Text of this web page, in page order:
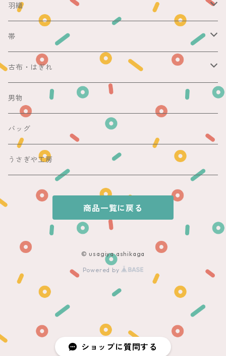
ショップに質問する
レース足袋
マスキングテープ
防虫香
袷
銘仙
紬
単衣
銘仙
紬
夏
浴衣
夏着物
羽織
銘仙
その他
帯
名古屋帯
袋帯
昼夜帯
夏帯
古布・はぎれ
切売り
銘仙
銘仙集め
木綿・麻
男物
バッグ
うさぎや工房
商品一覧に戻る
© usagiya ashikaga
Powered by